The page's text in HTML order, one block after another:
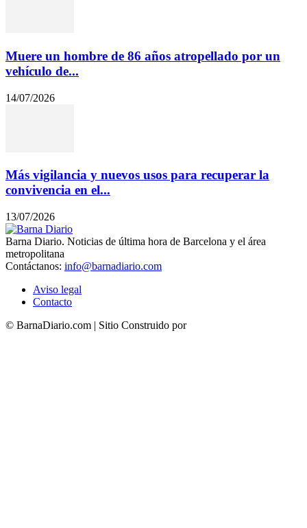
Muere un hombre de 86 años atropellado por un
vehículo de...
14/07/2026
Más vigilancia y nuevos usos para recuperar la
convivencia en el...
13/07/2026
Barna Diario. Noticias de última hora de Barcelona y el área
metropolitana
Contáctanos: info@barnadiario.com
Aviso legal
Contacto
© BarnaDiario.com | Sitio Construido por